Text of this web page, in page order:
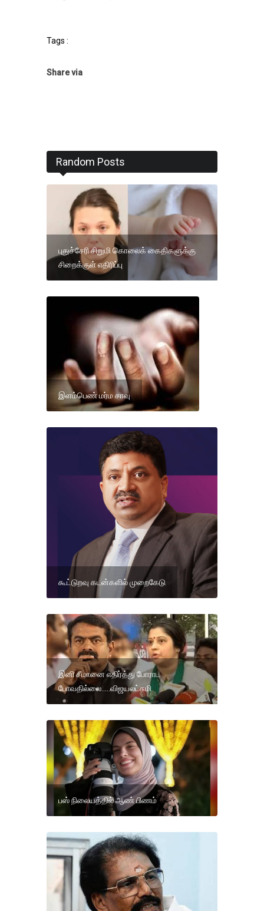
Tags :
Share via
Random Posts
புதுச்சேரி சிறுமி கொலைக் கைதிகளுக்கு
சிறைக்குள் எதிரிப்பு
இளம்பெண் மர்ம சாவு
கூட்டுறவு கடன்களில் முறைகேடு
இனி சீமானை எதிர்த்து போராட
போவதில்லை.....விஜயலட்சுமி
பஸ் நிலையத்தில் ஆண் பிணம்